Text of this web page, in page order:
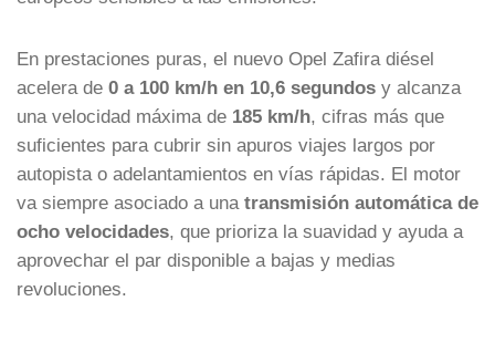
En prestaciones puras, el nuevo Opel Zafira diésel
acelera de 0 a 100 km/h en 10,6 segundos y alcanza
una velocidad máxima de 185 km/h, cifras más que
suficientes para cubrir sin apuros viajes largos por
autopista o adelantamientos en vías rápidas. El motor
va siempre asociado a una transmisión automática de
ocho velocidades, que prioriza la suavidad y ayuda a
aprovechar el par disponible a bajas y medias
revoluciones.